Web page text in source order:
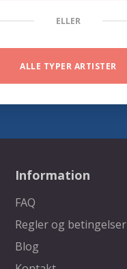
ELLER
ALLE TYPER ARTISTER
Information
FAQ
Regler og betingelser
Blog